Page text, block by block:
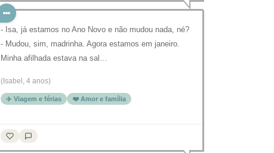
- Isa, já estamos no Ano Novo e não mudou nada, né?
- Mudou, sim, madrinha. Agora estamos em janeiro.
Minha afilhada estava na sal…
(Isabel, 4 anos)
✈️ Viagem e férias ❤️ Amor e família